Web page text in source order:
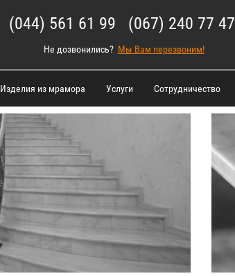
(044) 561 61 99 (067) 240 77 47
Не дозвонились? Мы Вам перезвоним!
Изделия из мрамора Услуги Сотрудничество